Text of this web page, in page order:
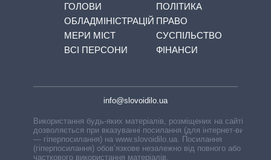
ГОЛОВИ
ОБЛАДМІНІСТРАЦІЙ
МЕРИ МІСТ
ВСІ ПЕРСОНИ
ПОЛІТИКА
ПРАВО
СУСПІЛЬСТВО
ФІНАНСИ
info@slovoidilo.ua
Використання будь-яких матеріалів, розміщених на сайті,
дозволяється при вказуванні посилання (для інтернет-видань
— гіперпосилання) на www.slovoidilo.ua. Посилання
(гіперпосилання) обов’язкове незалежно від повного або
часткового використання матеріалів.